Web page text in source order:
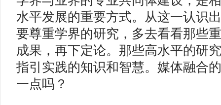
水平发展的重要方式。从这一认识
要尊重学界的研究，多去看看那些
成果，再下定论。那些高水平的研
指引实践的知识和智慧。媒体融合
一点吗？